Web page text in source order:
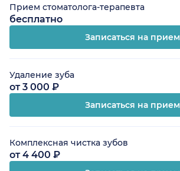
Прием стоматолога-терапевта
бесплатно
Записаться на прием
Удаление зуба
от 3 000 ₽
Записаться на прием
Комплексная чистка зубов
от 4 400 ₽